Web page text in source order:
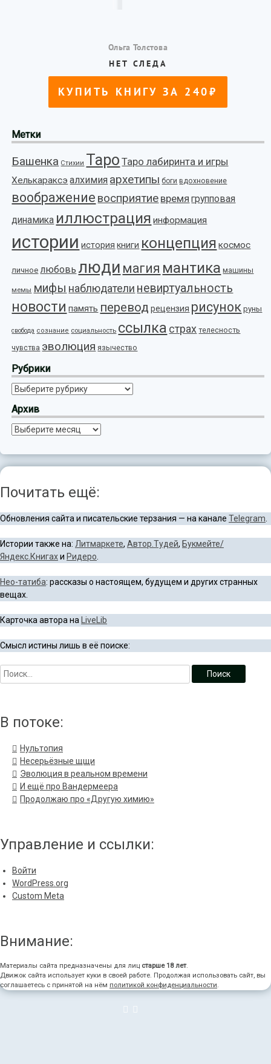
Метки
Башенка Стихии Таро Таро лабиринта и игры
Хелькараксэ алхимия архетипы боги вдохновение
воображение восприятие время групповая
динамика иллюстрация информация
истории история книги концепция космос
личное любовь люди магия мантика машины
мемы мифы наблюдатели невиртуальность
новости память перевод рецензия рисунок руны
свобода сознание социальность ссылка страх телесность
чувства эволюция язычество
Рубрики
Рубрики
Архив
Архив
Почитать ещё:
Обновления сайта и писательские терзания — на канале Telegram
Истории также на: Литмаркете, Автор.Тудей, Букмейте/
Яндекс.Книгахи Ридеро
Нео-татиба: рассказы о настоящем, будущем и других странных
вещах.
Карточка автора на LiveLib
Смысл истины лишь в её поиске:
В потоке:
Нультопия
Несерьёзные щщи
Эволюция в реальном времени
И ещё про Вандермеера
Продолжаю про «Другую химию»
Управление и ссылки:
Войти
WordPress.org
Custom Meta
Внимание:
Материалы сайта предназначены для лиц старше 18 лет.
Движок сайта использует куки в своей работе. Продолжая использовать сайт, вы
соглашаетесь с принятой на нём политикой конфиденциальности.